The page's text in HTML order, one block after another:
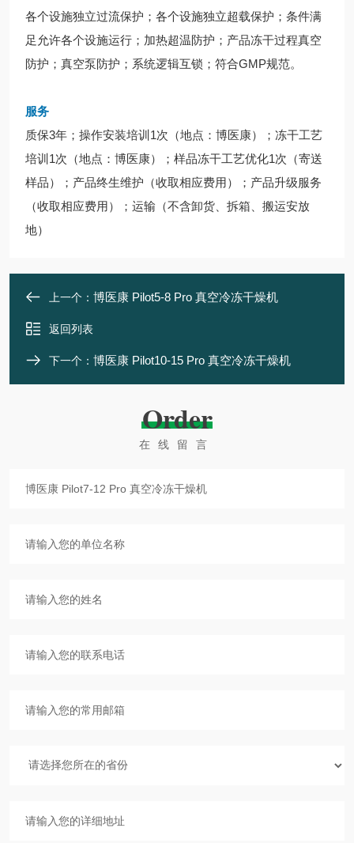
各个设施独立过流保护；各个设施独立超载保护；条件满
足允许各个设施运行；加热超温防护；产品冻干过程真空
防护；真空泵防护；系统逻辑互锁；符合GMP规范。
服务
质保3年；操作安装培训1次（地点：博医康）；冻干工艺
培训1次（地点：博医康）；样品冻干工艺优化1次（寄送
样品）；产品终生维护（收取相应费用）；产品升级服务
（收取相应费用）；运输（不含卸货、拆箱、搬运安放
地）
上一个： 博医康 Pilot5-8 Pro 真空冷冻干燥机
返回列表
下一个： 博医康 Pilot10-15 Pro 真空冷冻干燥机
Order
在线留言